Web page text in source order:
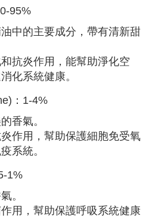
95%
中的主要成分，帶有清新甜
抗炎作用，能幫助淨化空
化系統健康。
：1-4%
香氣。
作用，幫助保護細胞免受氧
系統。
1%
。
用，幫助保護呼吸系統健康